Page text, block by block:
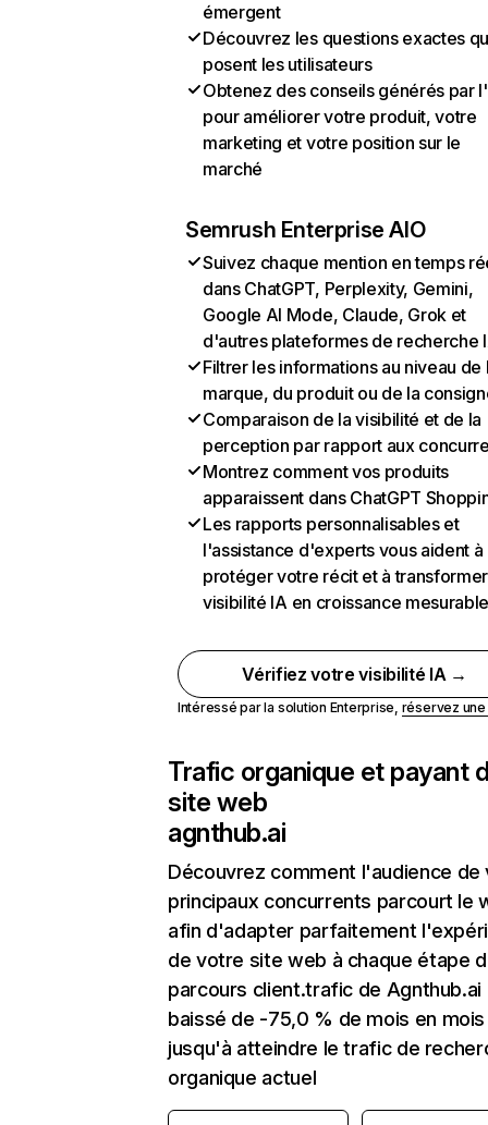
émergent
Découvrez les questions exactes
posent les utilisateurs
Obtenez des conseils générés par
pour améliorer votre produit, votre
marketing et votre position sur le
marché
Semrush Enterprise AIO
Suivez chaque mention en temps
dans ChatGPT, Perplexity, Gemini,
Google AI Mode, Claude, Grok et
d'autres plateformes de recherche
Filtrer les informations au niveau de
marque, du produit ou de la
Comparaison de la visibilité et de la
perception par rapport aux
Montrez comment vos produits
apparaissent dans ChatGPT
Les rapports personnalisables et
l'assistance d'experts vous aident à
protéger votre récit et à
visibilité IA en croissance
Vérifiez votre visibilité IA →
Intéressé par la solution Enterprise, réservez
Trafic organique et payant
site web
agnthub.ai
Découvrez comment l'audience de
principaux concurrents parcourt le
afin d'adapter parfaitement
de votre site web à chaque étape
parcours client.trafic de Agnthub.ai
baissé de -75,0 % de mois en mois
jusqu'à atteindre le trafic de
organique actuel